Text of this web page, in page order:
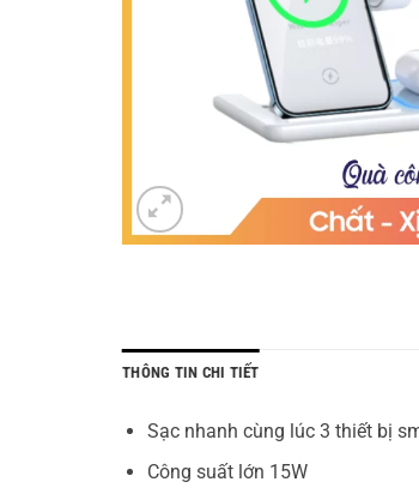
THÔNG TIN CHI TIẾT
Sạc nhanh cùng lúc 3 thiết bị
Công suất lớn 15W